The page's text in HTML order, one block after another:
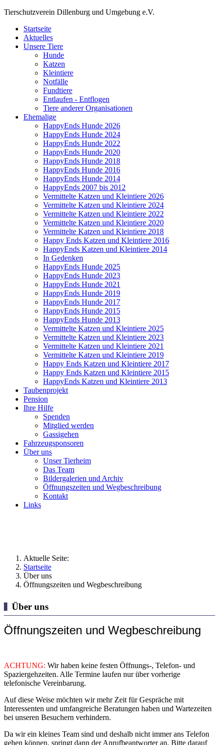
Tierschutzverein Dillenburg und Umgebung e.V.
Startseite
Aktuelles
Unsere Tiere
Hunde
Katzen
Kleintiere
Notfälle
Fundtiere
Entlaufen - Entflogen
Tiere anderer Organisationen
Ehemalige
HappyEnds Hunde 2026
HappyEnds Hunde 2024
HappyEnds Hunde 2022
HappyEnds Hunde 2020
HappyEnds Hunde 2018
HappyEnds Hunde 2016
HappyEnds Hunde 2014
HappyEnds 2007 bis 2012
Vermittelte Katzen und Kleintiere 2026
Vermittelte Katzen und Kleintiere 2024
Vermittelte Katzen und Kleintiere 2022
Vermittelte Katzen und Kleintiere 2020
Vermittelte Katzen und Kleintiere 2018
Happy Ends Katzen und Kleintiere 2016
HappyEnds Katzen und Kleintiere 2014
In Gedenken
HappyEnds Hunde 2025
HappyEnds Hunde 2023
HappyEnds Hunde 2021
HappyEnds Hunde 2019
HappyEnds Hunde 2017
HappyEnds Hunde 2015
HappyEnds Hunde 2013
Vermittelte Katzen und Kleintiere 2025
Vermittelte Katzen und Kleintiere 2023
Vermittelte Katzen und Kleintiere 2021
Vermittelte Katzen und Kleintiere 2019
Happy Ends Katzen und Kleintiere 2017
Happy Ends Katzen und Kleintiere 2015
HappyEnds Katzen und Kleintiere 2013
Taubenprojekt
Pension
Ihre Hilfe
Spenden
Mitglied werden
Gassigehen
Fahrzeugsponsoren
Über uns
Unser Tierheim
Das Team
Bildergalerien und Archiv
Öffnungszeiten und Wegbeschreibung
Kontakt
Links
Aktuelle Seite:
Startseite
Über uns
Öffnungszeiten und Wegbeschreibung
Über uns
Öffnungszeiten und Wegbeschreibung
ACHTUNG: Wir haben keine festen Öffnungs-, Telefon- und
Spaziergehzeiten. Alle Termine laufen nur über vorherige
telefonische Vereinbarung.
Auf diese Weise möchten wir mehr Zeit für Gespräche mit
Interessenten und umfangreiche Beratungen haben und Wartezeiten
bei unseren Besuchern verhindern.
Da wir ein kleines Team sind und deshalb nicht immer ans Telefon
gehen können, springt dann der Anrufbeantworter an. Bitte darauf